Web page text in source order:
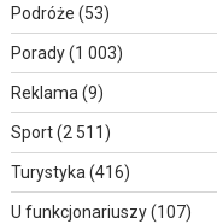
Podróże (53)
Porady(1 003)
Reklama (9)
Sport(2 511)
Turystyka (416)
U funkcjonariuszy(107)